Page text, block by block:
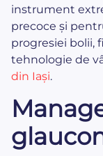
instrument
precoce și
progresiei bolii,
tehnologie de
din Iași.